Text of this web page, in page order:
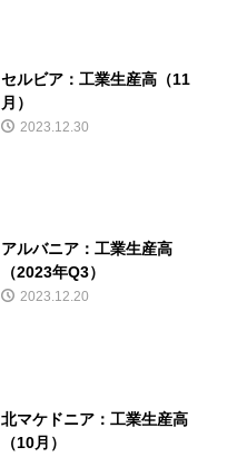
セルビア：工業生産高（11
月）
2023.12.30
アルバニア：工業生産高
（2023年Q3）
2023.12.20
北マケドニア：工業生産高
（10月）